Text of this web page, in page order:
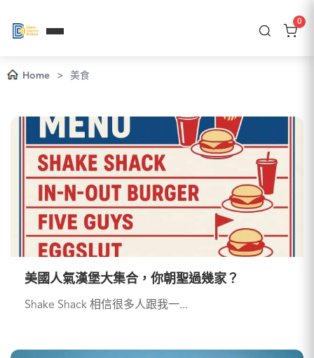
0
Home > 美食
美國人氣漢堡大集合，你朝聖過幾家？
Shake Shack 相信很多人跟我一...